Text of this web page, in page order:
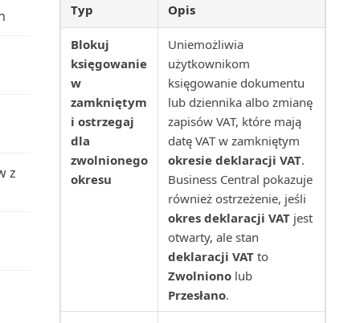
z
(raport)
Prognoza produkcji (raport)
Prognozowana wartość środka
trwałego (raport)
Prognozowana wartość
środków trwałych (raport E...
Projekt wg zapasów (raport)
Projekt: PWT do K/G (raport)
Projekt: Wartości rzeczywiste
względem budżetu...
Typ Opis
Blokuj
księgowanie
w
zamkniętym
i ostrzegaj
dla
zwolnionego
okresu
Uniemożliwia
użytkownikom
księgowanie dokumentu
lub dziennika albo zmianę
zapisów VAT, które mają
datę VAT w zamkniętym
okresie deklaracji VAT.
Business Central pokazuje
również ostrzeżenie, jeśli
okres deklaracji VATjest
otwarty, ale stan
deklaracji VATto
Zwolnionolub
Przesłano.